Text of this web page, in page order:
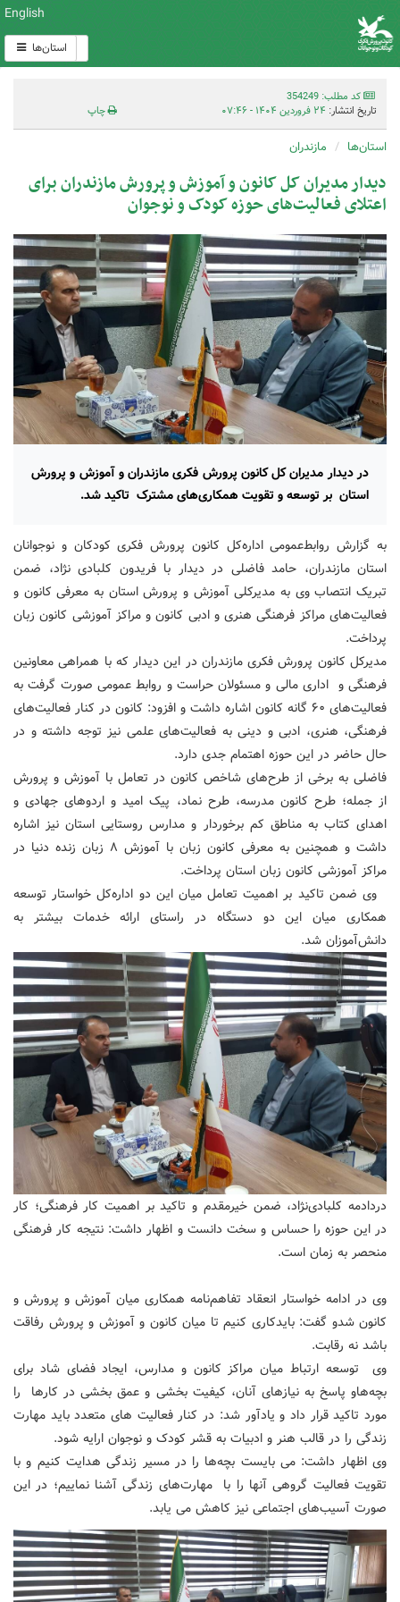
English
استان‌ها
کد مطلب: 354249
تاریخ انتشار: ۲۴ فروردین ۱۴۰۴ - ۰۷:۴۶ چاپ
استان‌ها مازندران
دیدار مدیران کل کانون و آموزش و پرورش مازندران برای
اعتلای فعالیت‌های حوزه کودک و نوجوان
در دیدار مدیران کل کانون پرورش فکری مازندران و آموزش و پرورش
استان بر توسعه و تقویت همکاری‌های مشترک تاکید شد.
به گزارش روابط‌عمومی اداره‌کل کانون پرورش فکری کودکان و نوجوانان
استان مازندران، حامد فاضلی در دیدار با فریدون کلبادی نژاد، ضمن
تبریک انتصاب وی به مدیرکلی آموزش و پرورش استان به معرفی ‌کانون و
فعالیت‌های مراکز فرهنگی هنری و ادبی کانون و مراکز آموزشی ‌کانون زبان
پرداخت.
مدیرکل کانون پرورش فکری مازندران در این دیدار که با همراهی معاونین
فرهنگی و اداری مالی و مسئولان حراست و روابط عمومی صورت گرفت به
فعالیت‌های ۶۰ گانه کانون اشاره داشت و افزود: کانون در کنار فعالیت‌های
فرهنگی، هنری، ادبی و دینی به فعالیت‌های علمی نیز توجه داشته و در
حال حاضر در این حوزه اهتمام جدی دارد.
فاضلی به برخی از طرح‌های شاخص کانون در تعامل با آموزش و پرورش
از جمله؛ طرح کانون مدرسه، طرح نماد، پیک امید و اردوهای جهادی و
اهدای کتاب به مناطق کم برخوردار و مدارس روستایی استان نیز اشاره
داشت و همچنین به معرفی کانون زبان با آموزش ۸ زبان زنده دنیا در
مراکز آموزشی کانون زبان استان پرداخت.
وی ضمن تاکید بر اهمیت تعامل میان این دو اداره‌کل خواستار توسعه
همکاری میان این دو دستگاه در راستای ارائه خدمات بیشتر به
دانش‌آموزان شد.
دردادمه کلبادی‌نژاد، ضمن خیرمقدم و تاکید بر اهمیت کار فرهنگی؛ کار
در این حوزه را حساس و سخت دانست و اظهار داشت: نتیجه کار فرهنگی
منحصر به زمان است.
وی در ادامه خواستار انعقاد تفاهم‌نامه همکاری میان آموزش و پرورش و
کانون شدو گفت: بایدکاری کنیم تا میان کانون و آموزش و پرورش رفاقت
باشد نه رقابت.
وی توسعه ارتباط میان مراکز کانون و مدارس، ایجاد فضای شاد برای
بچه‌هاو پاسخ به نیازهای آنان، کیفیت بخشی و عمق بخشی در کارها را
مورد تاکید قرار داد و یادآور شد: در ‌کنار فعالیت های متعدد باید مهارت
زندگی را در قالب هنر و ادبیات به قشر کودک و نوجوان ارایه شود.
وی اظهار داشت: می بایست بچه‌ها را در مسیر زندگی هدایت ‌کنیم و با
تقویت فعالیت گروهی آنها را با مهارت‌های زندگی آشنا نماییم؛ در این
صورت آسیب‌های اجتماعی نیز کاهش می یابد.